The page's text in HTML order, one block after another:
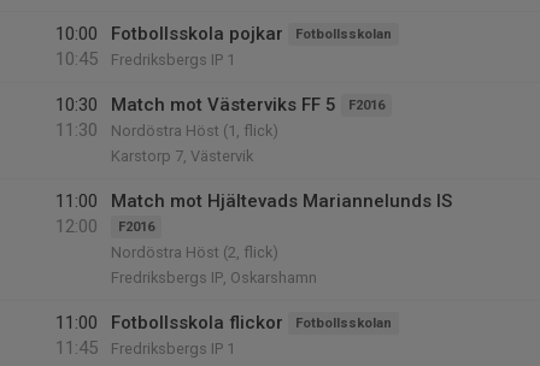
10:00
10:45
Fotbollsskola pojkar Fotbollsskolan
Fredriksbergs IP 1
10:30
11:30
Match mot Västerviks FF 5 F2016
Nordöstra Höst (1, flick)
Karstorp 7, Västervik
11:00
12:00
Match mot Hjältevads Mariannelunds IS
F2016
Nordöstra Höst (2, flick)
Fredriksbergs IP, Oskarshamn
11:00
11:45
Fotbollsskola flickor Fotbollsskolan
Fredriksbergs IP 1